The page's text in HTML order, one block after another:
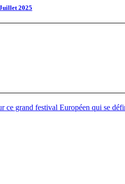
2025
ce grand festival Européen qui se